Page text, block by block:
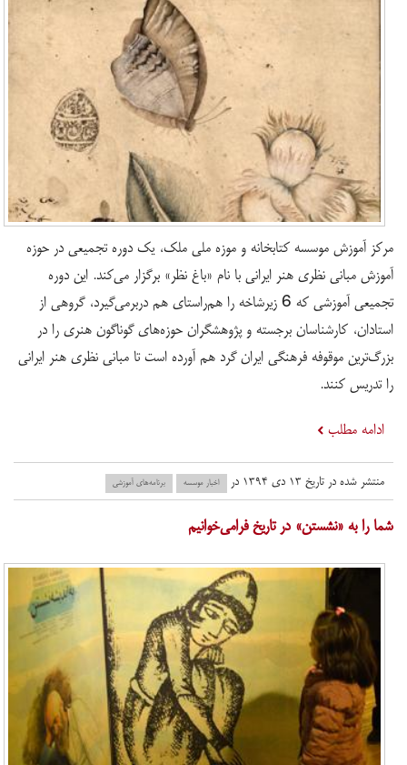
مرکز آموزش موسسه کتابخانه و موزه ملی ملک، یک دوره تجمیعی در حوزه
آموزش مبانی نظری هنر ایرانی با نام «باغ نظر» برگزار می‌کند. این دوره
تجمیعی آموزشی که 6 زیرشاخه را هم‌راستای هم دربرمی‌گیرد، گروهی از
استادان، کارشناسان برجسته و پژوهشگران حوزه‌های گوناگون هنری را در
بزرگ‌ترین موقوفه فرهنگی ایران گرد هم آورده است تا مبانی نظری هنر ایرانی
را تدریس کنند.
ادامه مطلب
منتشر شده در تاریخ ۱۳ دی ۱۳۹۴ در اخبار موسسه برنامه‌های آموزشی
شما را به «نشستن» در تاریخ فرامی‌خوانیم